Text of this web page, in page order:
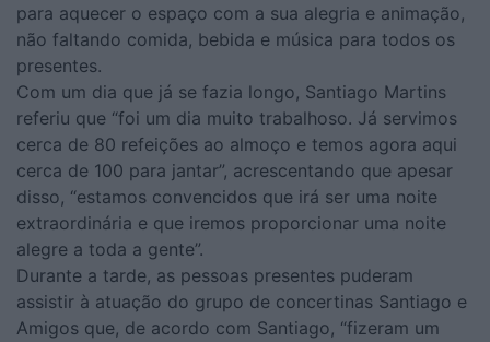
para aquecer o espaço com a sua alegria e animação,
não faltando comida, bebida e música para todos os
presentes.
Com um dia que já se fazia longo, Santiago Martins
referiu que “foi um dia muito trabalhoso. Já servimos
cerca de 80 refeições ao almoço e temos agora aqui
cerca de 100 para jantar”, acrescentando que apesar
disso, “estamos convencidos que irá ser uma noite
extraordinária e que iremos proporcionar uma noite
alegre a toda a gente”.
Durante a tarde, as pessoas presentes puderam
assistir à atuação do grupo de concertinas Santiago e
Amigos que, de acordo com Santiago, “fizeram um